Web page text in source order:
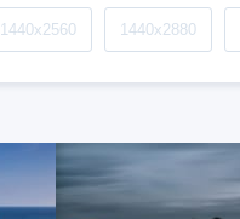
1440x2560 1440x2880